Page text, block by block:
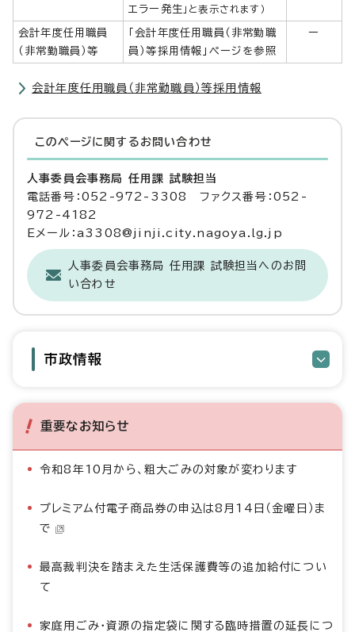
エラー発生 」と表示されます）
会計年度任用職員
（非常勤職員）等
「会計年度任用職員（非常勤職
員）等採用情報」ページを参照
ー
会計年度任用職員（非常勤職員）等採用情報
このページに関する お問い合わせ
人事委員会事務局 任用課 試験担当
電話番号：052-972-3308 ファクス番号：052-
972-4182
Eメール：a3308@jinji.city.nagoya.lg.jp
人事委員会事務局 任用課 試験担当へのお問
い合わせ
市政情報
重要なお知らせ
令和8年10月から、粗大ごみの対象が変わります
プレミアム付電子商品券の申込は8月14日（金曜日）ま
で
最高裁判決を踏まえた生活保護費等の追加給付につい
て
家庭用ごみ・資源の指定袋に関する臨時措置の延長につ